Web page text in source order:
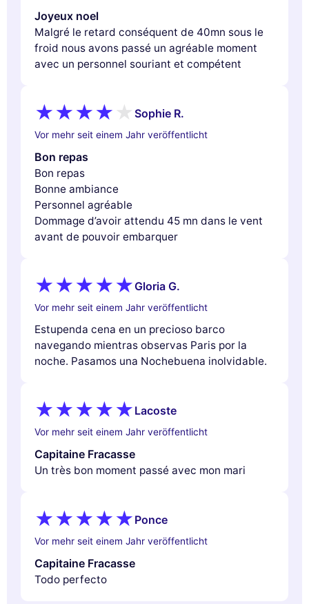
Joyeux noel
Malgré le retard conséquent de 40mn sous le
froid nous avons passé un agréable moment
avec un personnel souriant et compétent
Sophie R.
Vor mehr seit einem Jahr veröffentlicht
Bon repas
Bon repas
Bonne ambiance
Personnel agréable
Dommage d’avoir attendu 45 mn dans le vent
avant de pouvoir embarquer
Gloria G.
Vor mehr seit einem Jahr veröffentlicht
Estupenda cena en un precioso barco
navegando mientras observas Paris por la
noche. Pasamos una Nochebuena inolvidable.
Lacoste
Vor mehr seit einem Jahr veröffentlicht
Capitaine Fracasse
Un très bon moment passé avec mon mari
Ponce
Vor mehr seit einem Jahr veröffentlicht
Capitaine Fracasse
Todo perfecto